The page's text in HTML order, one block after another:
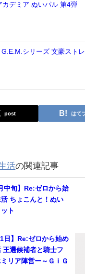
カデミア ぬいパル 第4弾
G.E.M.シリーズ 文豪スト
post はて
活の関連記事
中旬】Re:ゼロから始
ちょこんと！ぬい
ト
1日】Re:ゼロから始め
王選候補者と騎士フ
リア陣営ー～ＧｉＧ